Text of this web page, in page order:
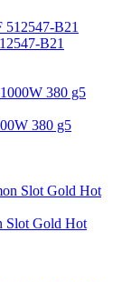
B21
380 g5
Slot Gold Hot